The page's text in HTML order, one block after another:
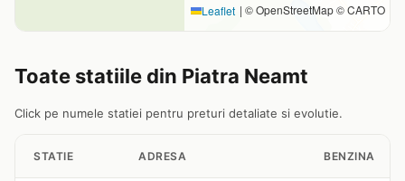
Leaflet | © OpenStreetMap © CARTO
Toate statiile din Piatra Neamt
Click pe numele statiei pentru preturi detaliate si evolutie.
STATIE ADRESA BENZINA